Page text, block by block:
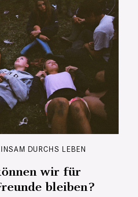
DURCHS LEBEN
wir für
bleiben?